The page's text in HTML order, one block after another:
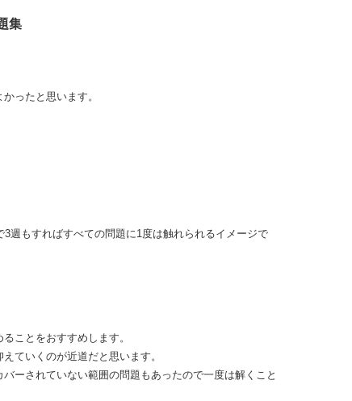
集
ったと思います。
週もすればすべての問題に1度は触れられるイメージで
ことをおすすめします。
ていくのが近道だと思います。
ーされていない範囲の問題もあったので一度は解くこと